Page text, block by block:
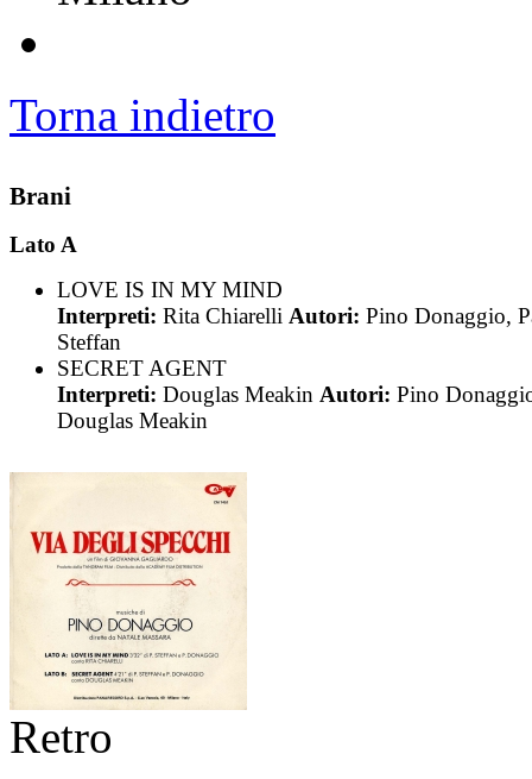
Torna indietro
Brani
Lato A
LOVE IS IN MY MIND
Interpreti: Rita Chiarelli Autori: Pino Donaggio,
Steffan
SECRET AGENT
Interpreti: Douglas Meakin Autori: Pino
Douglas Meakin
Retro